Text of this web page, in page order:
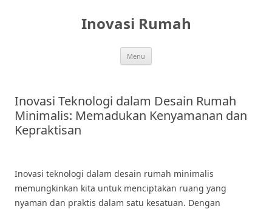
Inovasi Rumah
Menu
Inovasi Teknologi dalam Desain Rumah
Minimalis: Memadukan Kenyamanan dan
Kepraktisan
Inovasi teknologi dalam desain rumah minimalis
memungkinkan kita untuk menciptakan ruang yang
nyaman dan praktis dalam satu kesatuan. Dengan